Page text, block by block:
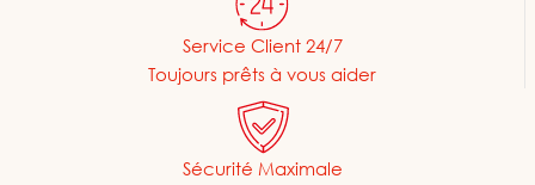
Service Client 24/7
Toujours prêts à vous aider
Sécurité Maximale